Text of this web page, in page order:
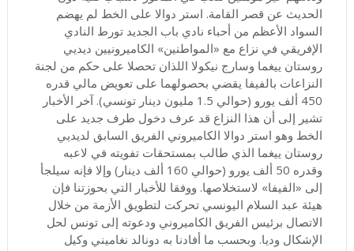
الحديث عن قصر القامة. استر دوالا على الخط لم يهضم
السواد الأعظم من أحباء نادي باب الجديد تورط النادي
الإفريقي في نزاع مع «المواطنين» الكاميرونيين ديديي
روستان ييغما وسارج نيكولا اللذان تحصلا على حكم من لجنة
النزاعات بالفيفا يقضي بحصولهما على تعويض مالي قدره
450 ألف يورو (حوالي 1.5 مليون دينار تونسي). آخر الأخبار
تشير إلى أن هذا النزاع قد عرف دخول طرف جديد على
الخط وهو استر دوالا الكاميروني الفريق السابق لديديي
روستان ييغما الذي طالب بمستحقات تفويته في لاعبه
وقدره 50 ألف يورو (حوالي 160 ألف دينار) وإلا فإنه سيلجأ
إلى «الفيفا» لاستخلاصها. ووفقا للأخبار التي بحوزتنا فإن
هيئة عبد السلام اليونسي تحركت لتطويق الأزمة من خلال
الاتصال برئيس الفريق الكاميروني ودعوته إلى تونس لحل
الإشكال وديا. وبحسب ما أفادنا به دونالد نغاميني وكيل